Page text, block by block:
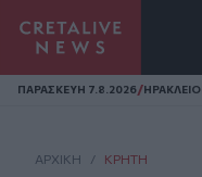
Homepage
ΠΑΡΑΣΚΕΥΗ 7.8.2026/ΗΡΑΚΛΕΙΟ
ΑΡΧΙΚΗ / ΚΡΉΤΗ